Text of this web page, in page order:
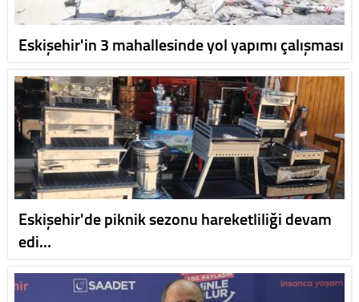
Eskişehir'in 3 mahallesinde yol yapımı çalışması
Eskişehir'de piknik sezonu hareketliliği devam
edi…